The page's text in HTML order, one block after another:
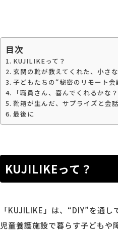
目次
KUJILIKEって？
玄関の靴が教えてくれた、小さ
子どもたちの“秘密のリモート会
「職員さん、喜んでくれるかな？
靴箱が生んだ、サプライズと会話
最後に
KUJILIKEって？
「KUJILIKE」は、“DIY”を通
児童養護施設で暮らす子どもや